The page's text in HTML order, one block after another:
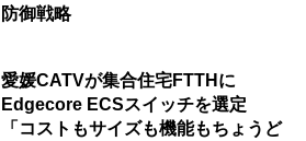
防御戦略
愛媛CATVが集合住宅FTTHに
Edgecore ECSスイッチを選定
「コストもサイズも機能もちょうど